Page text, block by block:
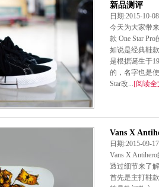
新品测评
日期:2015-
今天为大家带
款 One Star
如说是经典鞋
是根据诞生于
的，名字也是
Star改...[阅读全
Vans X
日期:2015-
Vans X
透过细节来了
首先是主打鞋